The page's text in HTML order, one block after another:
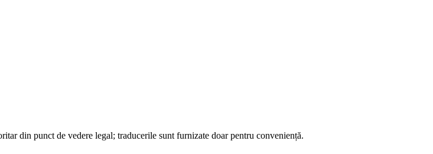
din punct de vedere legal; traducerile sunt furnizate doar pentru conveniență.